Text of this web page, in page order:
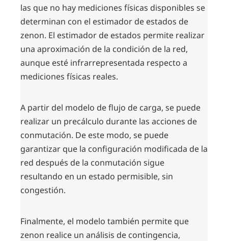
las que no hay mediciones físicas disponibles se
determinan con el estimador de estados de
zenon. El estimador de estados permite realizar
una aproximación de la condición de la red,
aunque esté infrarrepresentada respecto a
mediciones físicas reales.
A partir del modelo de flujo de carga, se puede
realizar un precálculo durante las acciones de
conmutación. De este modo, se puede
garantizar que la configuración modificada de la
red después de la conmutación sigue
resultando en un estado permisible, sin
congestión.
Finalmente, el modelo también permite que
zenon realice un análisis de contingencia,